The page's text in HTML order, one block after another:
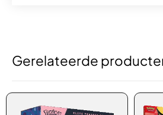
Gerelateerde